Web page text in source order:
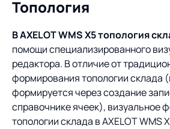
Топология
В AXELOT WMS X5 топология
помощи специализированного
редактора. В отличие от
формирования топологии склада
формируется через создание
справочнике ячеек), визуальное
топологии склада в AXELOT WMS